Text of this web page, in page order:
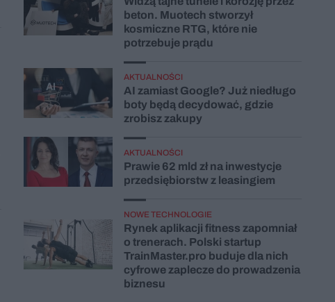
beton. Muotech stworzył
kosmiczne RTG, które nie
potrzebuje prądu
AKTUALNOŚCI
AI zamiast Google? Już niedługo
boty będą decydować, gdzie
zrobisz zakupy
AKTUALNOŚCI
Prawie 62 mld zł na inwestycje
przedsiębiorstw z leasingiem
NOWE TECHNOLOGIE
Rynek aplikacji fitness zapomniał
o trenerach. Polski startup
TrainMaster.pro buduje dla nich
cyfrowe zaplecze do prowadzenia
biznesu